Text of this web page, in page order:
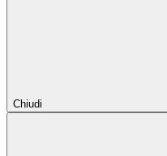
Chiudi